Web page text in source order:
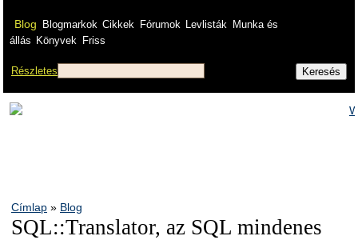
Blog Blogmarkok Cikkek Fórumok Levlisták
Munka és
állás Könyvek Friss
Részletes
Címlap » Blog
SQL::Translator, az SQL mindenes